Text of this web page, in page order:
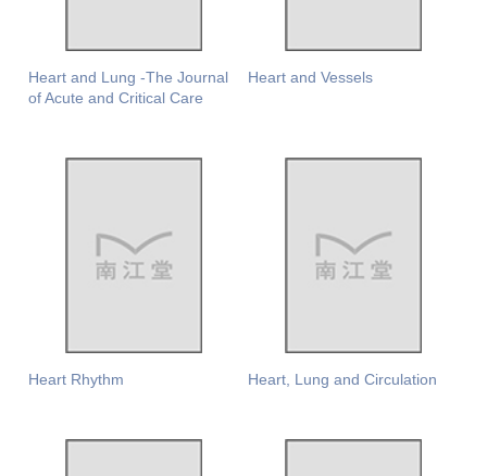
Heart and Lung -The Journal
of Acute and Critical Care
Heart and Vessels
Heart Rhythm Heart, Lung and Circulation